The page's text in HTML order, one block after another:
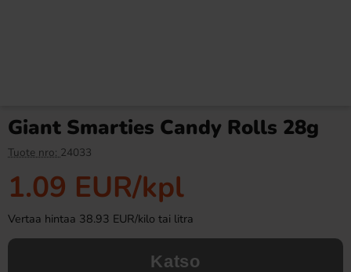
Osta
Giant Smarties Candy Rolls 28g
Tuote nro: 24033
1.09 EUR/kpl
Vertaa hintaa 38.93 EUR/kilo tai litra
Katso